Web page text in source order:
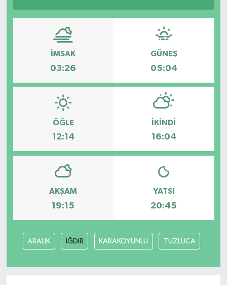
İMSAK
03:26
GÜNEŞ
05:04
ÖĞLE
12:14
İKINDI
16:04
AKŞAM
19:15
YATSI
20:45
ARALIK IĞDIR KARAKOYUNLU TUZLUCA